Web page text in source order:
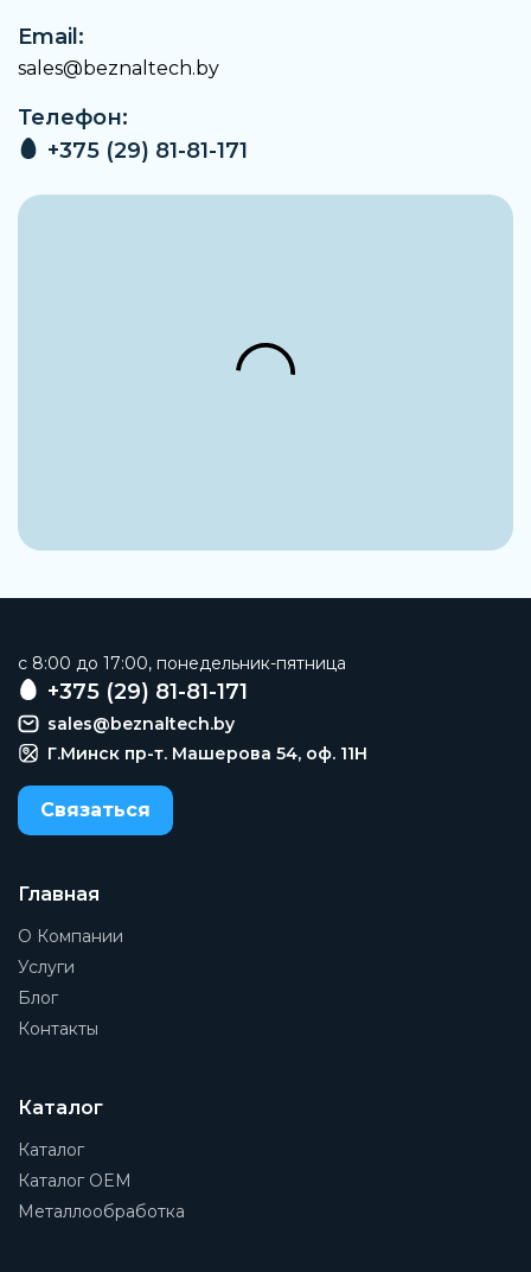
Материал вставки глушителя
G
Тип оборудования
Глушители
Email:
sales@beznaltech.by
Телефон:
+375 (29) 81-81-171
c 8:00 до 17:00, понедельник-пятница
+375 (29) 81-81-171
sales@beznaltech.by
Г.Минск пр-т. Машерова 54, оф. 11H
Связаться
Главная
О Компании
Услуги
Блог
Контакты
Каталог
Каталог
Каталог OEM
Металлообработка